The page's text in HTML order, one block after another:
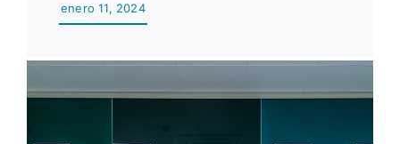
enero 11, 2024